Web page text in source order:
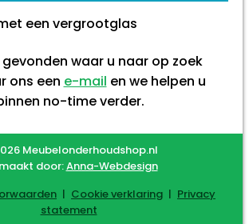
waar u naar op zoek
ons een e-mail en we helpen u
no-time verder.
Meubelonderhoudshop.nl
door:Anna-Webdesign
| Cookie verklaring | Privacy
statement